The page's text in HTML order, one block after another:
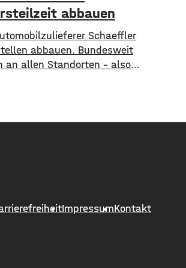
abbauen
Schaeffler
abbauen. Bundesweit
an allen Standorten – also
passieren.
Marktumfeld und
ImpressumKontakt